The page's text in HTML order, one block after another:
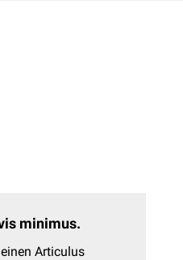
minimus.
Articulus